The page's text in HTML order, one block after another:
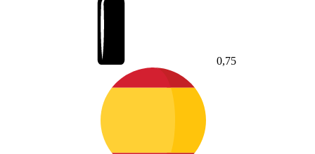
0,75